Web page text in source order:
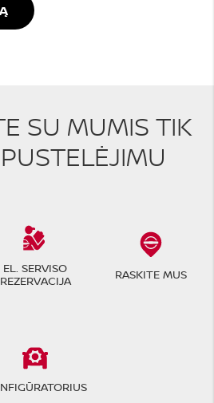
SU MUMIS TIK
EL. SERVISO
REZERVACIJA
RASKITE MUS